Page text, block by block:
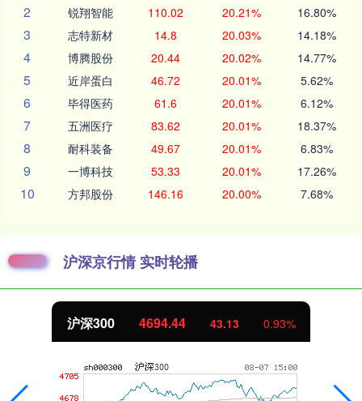
2 锐翔智能 110.02 20.21% 16.80%
3 志特新材 14.8 20.03% 14.18%
4 博腾股份 20.44 20.02% 14.77%
5 近岸蛋白 46.72 20.01% 5.62%
6 毕得医药 61.6 20.01% 6.12%
7 五洲医疗 83.62 20.01% 18.37%
8 耐科装备 49.67 20.01% 6.83%
9 一博科技 53.33 20.01% 17.26%
10 方邦股份 146.16 20.00% 7.68%
沪深京行情 实时轮播
沪深300 4694.44 43.13 0.93%